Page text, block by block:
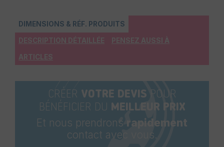
DIMENSIONS & RÉF. PRODUITS
DESCRIPTION DÉTAILLÉE PENSEZ AUSSI À
ARTICLES
CRÉER VOTRE DEVIS POUR
BÉNÉFICIER DU MEILLEUR PRIX
Et nous prendrons rapidement
contact avec vous.